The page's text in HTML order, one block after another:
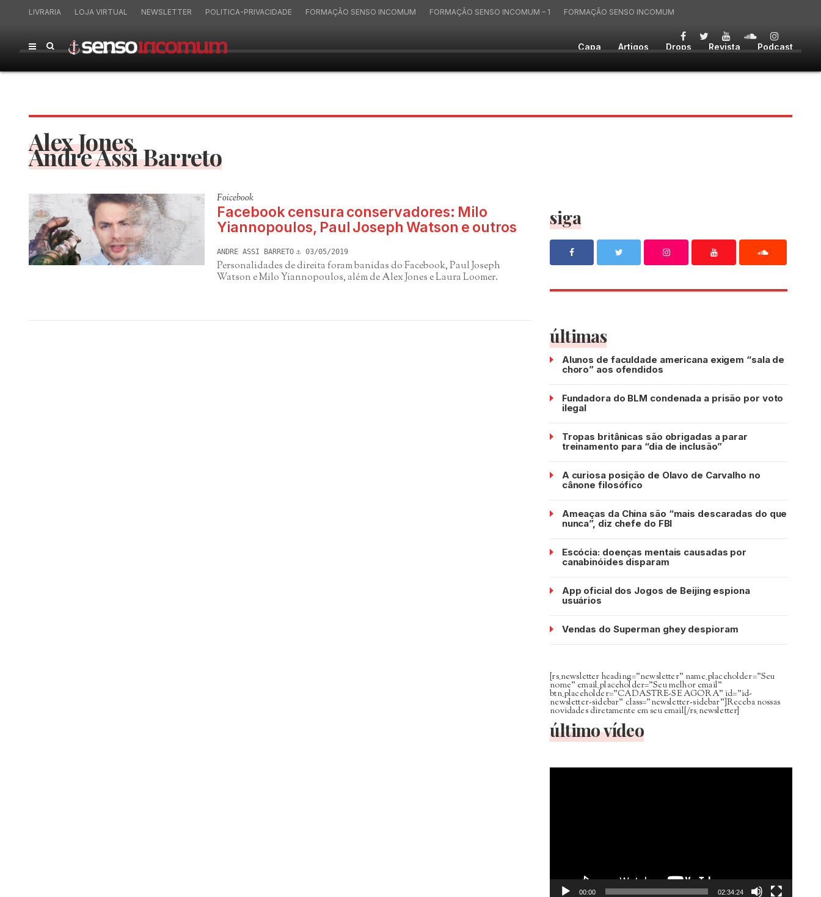
Capa Artigos Drops Revista Podcast
LIVRARIA LOJA VIRTUAL NEWSLETTER POLITICA-PRIVACIDADE FORMAÇÃO SENSO INCOMUM FORMAÇÃO SENSO INCOMUM – 1 FORMAÇÃO SENSO INCOMUM
Alex Jones
Andre Assi Barreto
Foicebook
Facebook censura conservadores: Milo
Yiannopoulos, Paul Joseph Watson e outros
ANDRE ASSI BARRETO 03/05/2019
Personalidades de direita foram banidas do Facebook, Paul Joseph
Watson e Milo Yiannopoulos, além de Alex Jones e Laura Loomer.
siga
últimas
Alunos de faculdade americana exigem “sala de
choro” aos ofendidos
Fundadora do BLM condenada a prisão por voto
ilegal
Tropas britânicas são obrigadas a parar
treinamento para “dia de inclusão”
A curiosa posição de Olavo de Carvalho no
cânone filosófico
Ameaças da China são “mais descaradas do que
nunca”, diz chefe do FBI
Escócia: doenças mentais causadas por
canabinóides disparam
App oficial dos Jogos de Beijing espiona
usuários
Vendas do Superman ghey despioram
[rs_newsletter heading=”newsletter” name_placeholder=”Seu
nome” email_placeholder=”Seu melhor email”
btn_placeholder=”CADASTRE-SE AGORA” id=”id-
newsletter-sidebar” class=”newsletter-sidebar”]Receba nossas
novidades diretamente em seu email[/rs_newsletter]
último vídeo
Tocador
00:00 02:34:24